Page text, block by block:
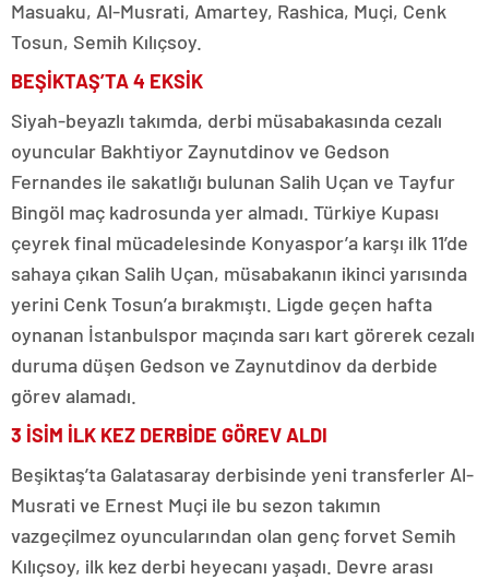
Masuaku, Al-Musrati, Amartey, Rashica, Muçi, Cenk
Tosun, Semih Kılıçsoy.
BEŞİKTAŞ’TA 4 EKSİK
Siyah-beyazlı takımda, derbi müsabakasında cezalı
oyuncular Bakhtiyor Zaynutdinov ve Gedson
Fernandes ile sakatlığı bulunan Salih Uçan ve Tayfur
Bingöl maç kadrosunda yer almadı. Türkiye Kupası
çeyrek final mücadelesinde Konyaspor’a karşı ilk 11’de
sahaya çıkan Salih Uçan, müsabakanın ikinci yarısında
yerini Cenk Tosun’a bırakmıştı. Ligde geçen hafta
oynanan İstanbulspor maçında sarı kart görerek cezalı
duruma düşen Gedson ve Zaynutdinov da derbide
görev alamadı.
3 İSİM İLK KEZ DERBİDE GÖREV ALDI
Beşiktaş’ta Galatasaray derbisinde yeni transferler Al-
Musrati ve Ernest Muçi ile bu sezon takımın
vazgeçilmez oyuncularından olan genç forvet Semih
Kılıçsoy, ilk kez derbi heyecanı yaşadı. Devre arası